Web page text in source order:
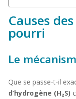
Causes
pourri
Le
Que se passe-t-il
d’hydrogène (H₂S)